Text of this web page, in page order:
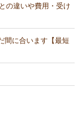
の違いや費用・受け
間に合います【最短